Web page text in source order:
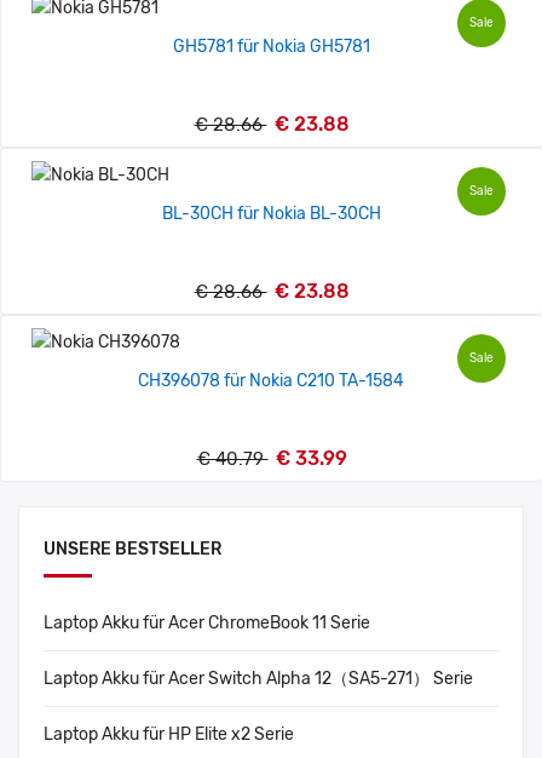
UNSERE BESTSELLER
Laptop Akku für Acer ChromeBook 11 Serie
Laptop Akku für Acer Switch Alpha 12（SA5-271） Serie
Laptop Akku für HP Elite x2 Serie
Sale
GH5781 für Nokia GH5781
€ 28.66 € 23.88
Sale
BL-30CH für Nokia BL-30CH
€ 28.66 € 23.88
Sale
CH396078 für Nokia C210 TA-1584
€ 40.79 € 33.99